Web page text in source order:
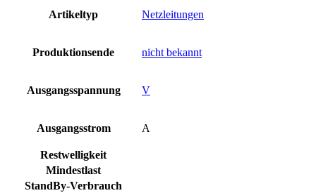
Artikeltyp Netzleitungen
Produktionsende nicht bekannt
Ausgangsspannung V
Ausgangsstrom A
Restwelligkeit
Mindestlast
StandBy-Verbrauch